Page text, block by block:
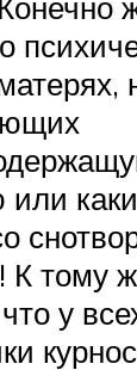
или
тому
у